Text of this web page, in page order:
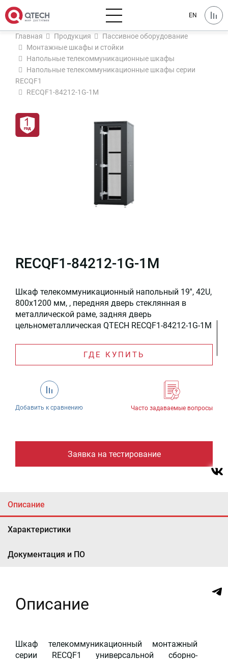
EN
Главная Продукция
Пассивное оборудование
Монтажные шкафы и стойки
Напольные телекоммуникационные шкафы
Напольные телекоммуникационные шкафы серии
RECQF1
RECQF1-84212-1G-1M
RECQF1-84212-1G-1M
Шкаф телекоммуникационный напольный 19'', 42U,
800x1200 мм, , передняя дверь стеклянная в
металлической раме, задняя дверь
цельнометаллическая QTECH RECQF1-84212-1G-1M
ГДЕ КУПИТЬ
Добавить к сравнению Часто задаваемые вопросы
Заявка на тестирование
Описание
Характеристики
Документация и ПО
Описание
Шкаф телекоммуникационный монтажный
серии RECQF1 универсальной сборно-